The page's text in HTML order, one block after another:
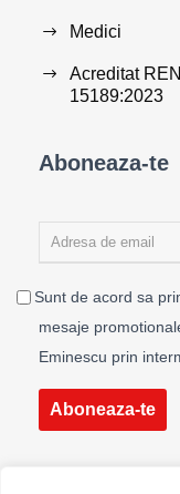
Medici
Acreditat
15189:2023
Aboneaza-te
Sunt de acord sa
mesaje
Eminescu prin
Aboneaza-te